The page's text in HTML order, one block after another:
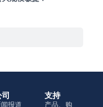
报道
支持
产品、购